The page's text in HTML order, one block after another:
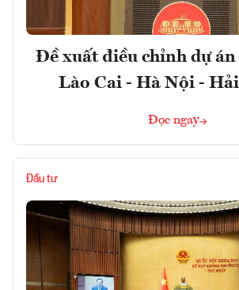
Đề xuất điều chỉnh dự
Lào Cai - Hà Nội -
Đọc ngay
Đầu tư